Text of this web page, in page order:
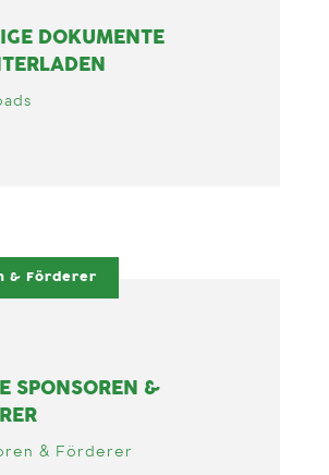
DOKUMENTE
& Förderer
SPONSOREN &
& Förderer